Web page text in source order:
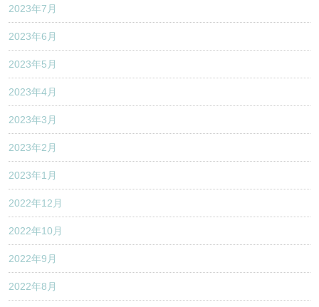
2023年7月
2023年6月
2023年5月
2023年4月
2023年3月
2023年2月
2023年1月
2022年12月
2022年10月
2022年9月
2022年8月